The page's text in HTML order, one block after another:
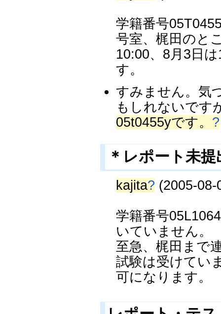
学籍番号
号室、梶田のと
10:00、8月3日
す。
すみません。気
もしれないです
05t0455yです。 ?
＊レポート未
kajita? (2005-
学籍番号
いていません。
至急、梶田まで
試験は受けてい
可になります。